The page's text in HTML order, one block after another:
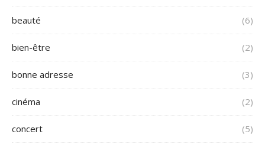
beauté (6)
bien-être (2)
bonne adresse (3)
cinéma (2)
concert (5)